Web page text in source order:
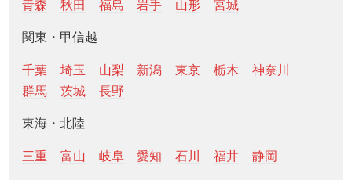
青森 秋田 福島 岩手 山形 宮城
関東・甲信越
千葉 埼玉 山梨 新潟 東京 栃木
神奈川
群馬
茨城 長野
東海・北陸
三重 富山 岐阜 愛知 石川 福井 静岡